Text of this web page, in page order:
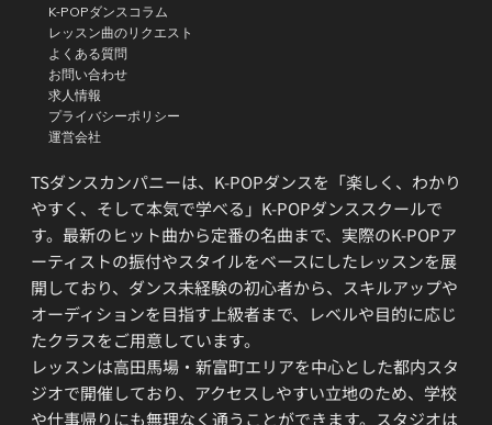
TSダンスカンパニーは、K-POPダンスを「楽しく、わかり
やすく、そして本気で学べる」K-POPダンススクールで
す。最新のヒット曲から定番の名曲まで、実際のK-POPア
ーティストの振付やスタイルをベースにしたレッスンを展
開しており、ダンス未経験の初心者から、スキルアップや
オーディションを目指す上級者まで、レベルや目的に応じ
たクラスをご用意しています。
レッスンは高田馬場・新富町エリアを中心とした都内スタ
ジオで開催しており、アクセスしやすい立地のため、学校
や仕事帰りにも無理なく通うことができます。スタジオは
K-POPダンスコラム
レッスン曲のリクエスト
よくある質問
お問い合わせ
求人情報
プライバシーポリシー
運営会社